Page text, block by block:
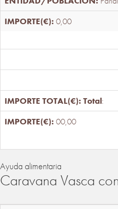
0,00
Total:
00,00
Ayuda alimentaria
Caravana Vasca